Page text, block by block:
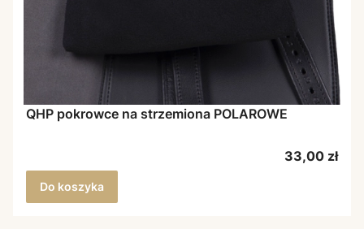
QHP pokrowce na strzemiona POLAROWE
Cena
33,00 zł
Do koszyka